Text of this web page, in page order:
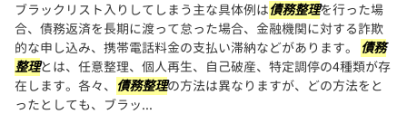
ブラックリスト入りしてしまう主な具体例は債務整理を行った場
合、債務返済を長期に渡って怠った場合、金融機関に対する詐欺
的な申し込み、携帯電話料金の支払い滞納などがあります。 債務
整理とは、任意整理、個人再生、自己破産、特定調停の4種類が存
在します。各々、 債務整理の方法は異なりますが、どの方法をと
ったとしても、ブラッ...